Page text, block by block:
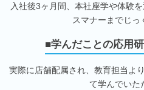
入社後3ヶ月間、本社座学や体験
スマナーまでじっ
■学んだことの応用
実際に店舗配属され、教育担当よ
て学んでいた